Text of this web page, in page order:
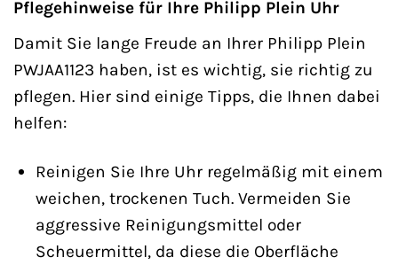
Pflegehinweise für Ihre Philipp Plein Uhr
Damit Sie lange Freude an Ihrer Philipp Plein
PWJAA1123 haben, ist es wichtig, sie richtig zu
pflegen. Hier sind einige Tipps, die Ihnen dabei
helfen:
Reinigen Sie Ihre Uhr regelmäßig mit einem
weichen, trockenen Tuch. Vermeiden Sie
aggressive Reinigungsmittel oder
Scheuermittel, da diese die Oberfläche